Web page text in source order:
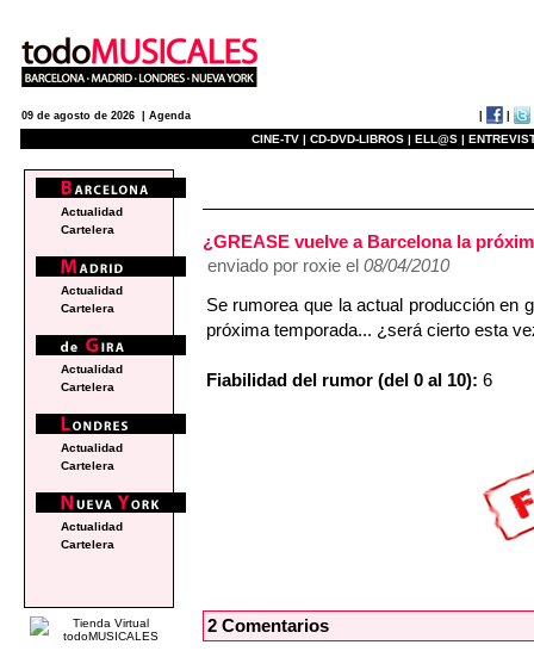
09 de agosto de 2026 | Agenda
CINE-TV | CD-DVD-LIBROS | ELL@S |
¿GREASE vuelve a Barcelona la
enviado por roxie el 08/04/2010
Se rumorea que la actual producción en
próxima temporada... ¿será cierto esta
Fiabilidad del rumor (del 0 al 10): 6
2 Comentarios
Actualidad
Cartelera
Actualidad
Cartelera
Actualidad
Cartelera
Actualidad
Cartelera
Actualidad
Cartelera